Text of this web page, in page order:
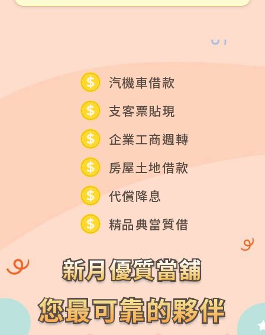
汽機車借款
支客票貼現
企業工商週轉
新月優質當舖
新月優質當舖
您最可靠的夥伴
您最可靠的夥伴
房屋土地借款
代償降息
精品典當質借